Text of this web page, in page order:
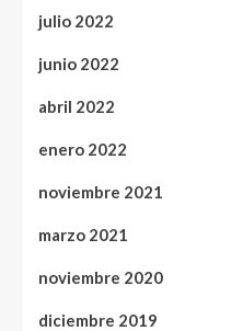
julio 2022
junio 2022
abril 2022
enero 2022
noviembre 2021
marzo 2021
noviembre 2020
diciembre 2019